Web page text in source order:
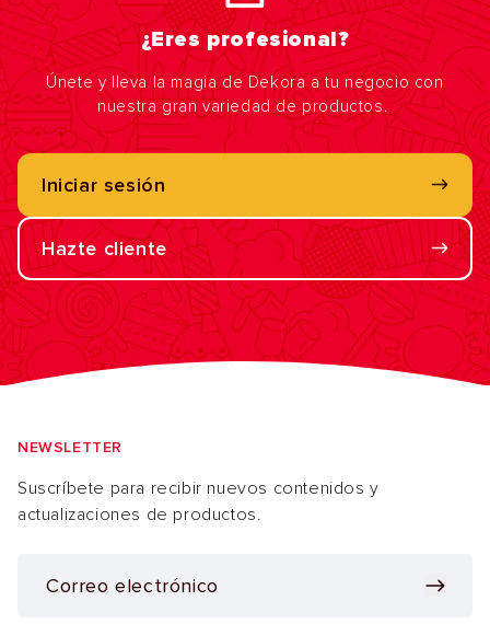
¿Eres profesional?
Únete y lleva la magia de Dekora a tu negocio con
nuestra gran variedad de productos.
Iniciar sesión
Hazte cliente
NEWSLETTER
Suscríbete para recibir nuevos contenidos y
actualizaciones de productos.